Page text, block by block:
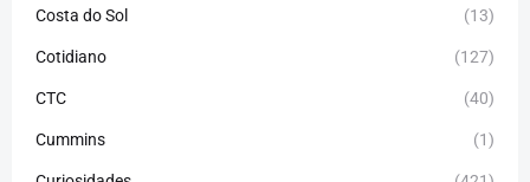
Costa do Sol (13)
Cotidiano (127)
CTC (40)
Cummins (1)